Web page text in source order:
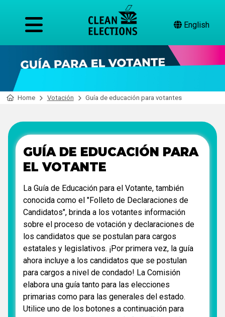
English
Home Votación Guía de educación para votantes
GUÍA DE EDUCACIÓN PARA
EL VOTANTE
La Guía de Educación para el Votante, también
conocida como el "Folleto de Declaraciones de
Candidatos", brinda a los votantes información
sobre el proceso de votación y declaraciones de
los candidatos que se postulan para cargos
estatales y legislativos. ¡Por primera vez, la guía
ahora incluye a los candidatos que se postulan
para cargos a nivel de condado! La Comisión
elabora una guía tanto para las elecciones
primarias como para las generales del estado.
Utilice uno de los botones a continuación para